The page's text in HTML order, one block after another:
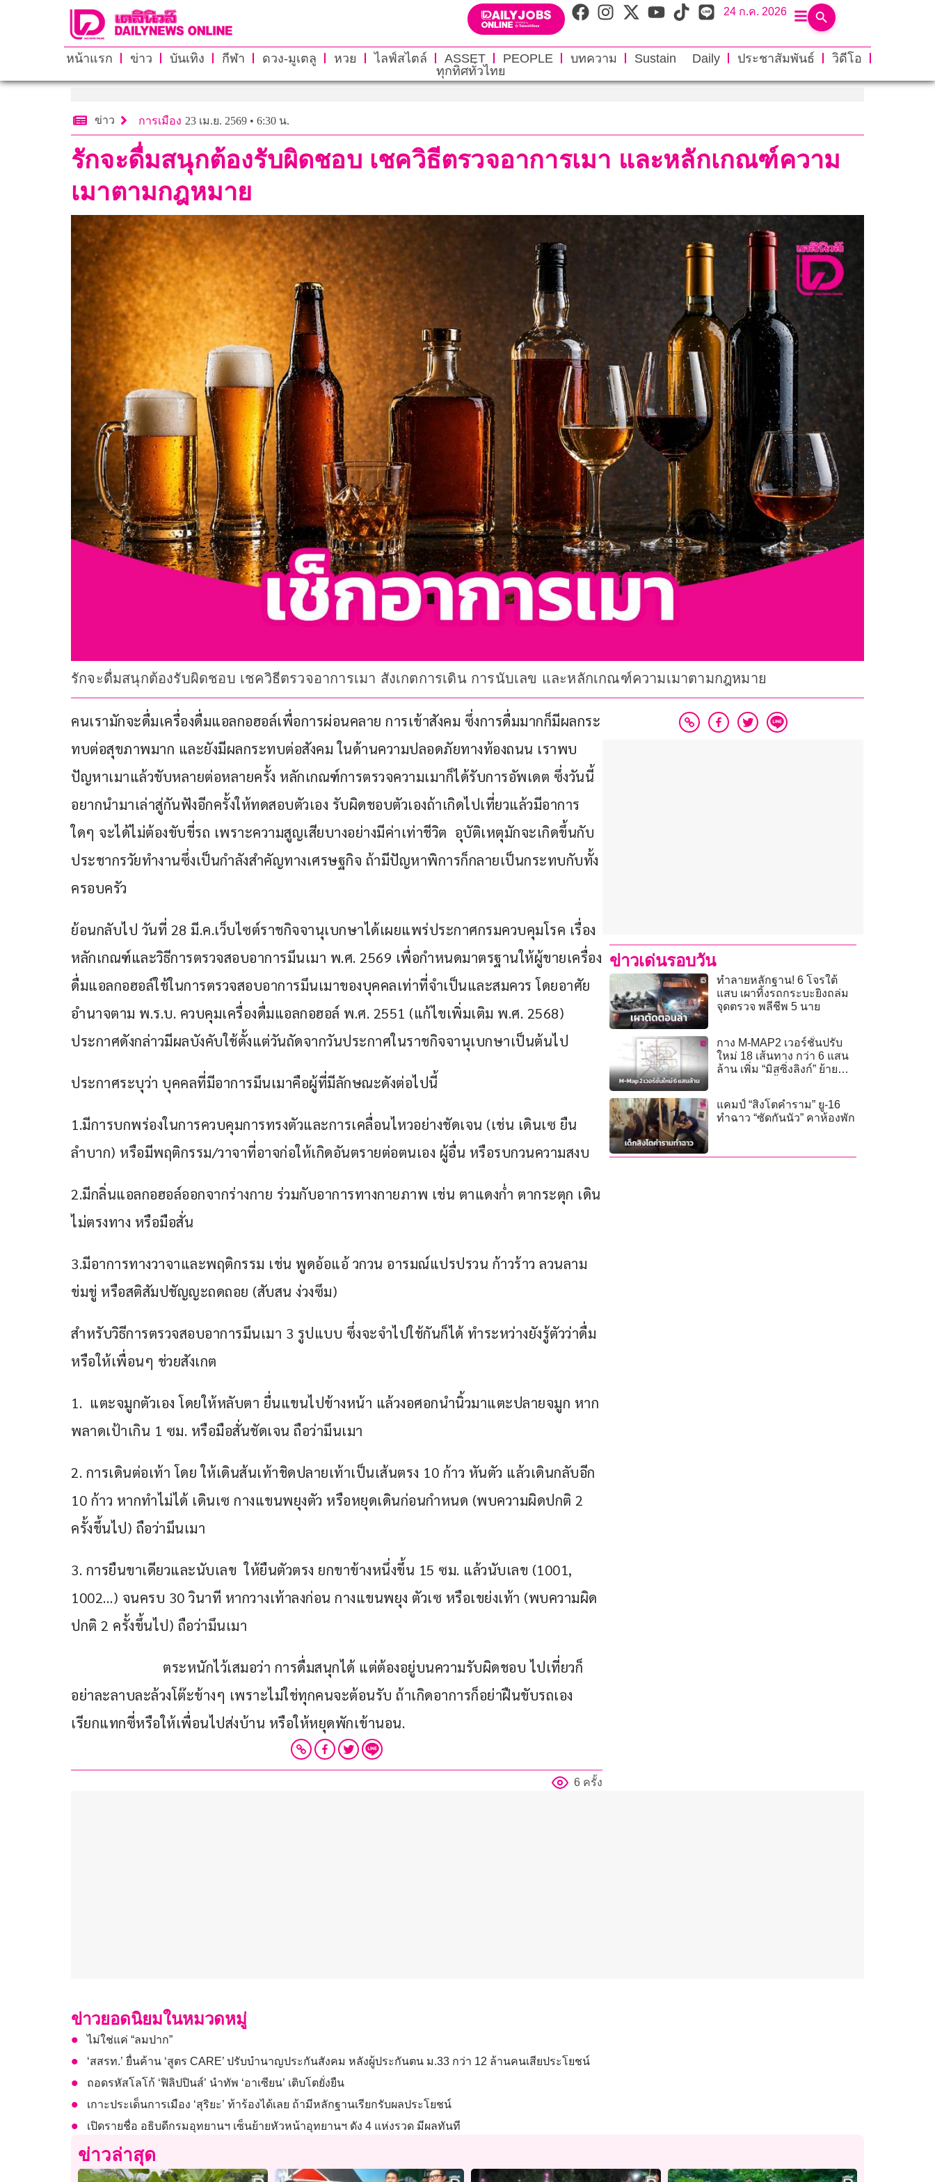
24 ก.ค. 2026
หน้าแรก ข่าว บันเทิง กีฬา ดวง-มูเตลู หวย ไลฟ์สไตล์ ASSET PEOPLE บทความ Sustain Daily ประชาสัมพันธ์
วิดีโอ
ทุกทิศทั่วไทย
ข่าว การเมือง 23 เม.ย. 2569 • 6:30 น.
รักจะดื่มสนุกต้องรับผิดชอบ เชควิธีตรวจอาการเมา และหลักเกณฑ์ความ
เมาตามกฎหมาย
รักจะดื่มสนุกต้องรับผิดชอบ เชควิธีตรวจอาการเมา สังเกตการเดิน การนับเลข และหลักเกณฑ์ความเมาตามกฎหมาย
คนเรามักจะดื่มเครื่องดื่มแอลกอฮอล์เพื่อการผ่อนคลาย การเข้าสังคม ซึ่งการดื่มมากก็มีผลกระ
ทบต่อสุขภาพมาก และยังมีผลกระทบต่อสังคม ในด้านความปลอดภัยทางท้องถนน เราพบ
ปัญหาเมาแล้วขับหลายต่อหลายครั้ง หลักเกณฑ์การตรวจความเมาก็ได้รับการอัพเดต ซึ่งวันนี้
อยากนำมาเล่าสู่กันฟังอีกครั้งให้ทดสอบตัวเอง รับผิดชอบตัวเองถ้าเกิดไปเที่ยวแล้วมีอาการ
ใดๆ จะได้ไม่ต้องขับขี่รถ เพราะความสูญเสียบางอย่างมีค่าเท่าชีวิต  อุบัติเหตุมักจะเกิดขึ้นกับ
ประชากรวัยทำงานซึ่งเป็นกำลังสำคัญทางเศรษฐกิจ ถ้ามีปัญหาพิการก็กลายเป็นกระทบกับทั้ง
ครอบครัว
ย้อนกลับไป วันที่ 28 มี.ค.เว็บไซต์ราชกิจจานุเบกษาได้เผยแพร่ประกาศกรมควบคุมโรค เรื่อง
หลักเกณฑ์และวิธีการตรวจสอบอาการมึนเมา พ.ศ. 2569 เพื่อกำหนดมาตรฐานให้ผู้ขายเครื่อง
ดื่มแอลกอฮอล์ใช้ในการตรวจสอบอาการมึนเมาของบุคคลเท่าที่จำเป็นและสมควร โดยอาศัย
อำนาจตาม พ.ร.บ. ควบคุมเครื่องดื่มแอลกอฮอล์ พ.ศ. 2551 (แก้ไขเพิ่มเติม พ.ศ. 2568)
ประกาศดังกล่าวมีผลบังคับใช้ตั้งแต่วันถัดจากวันประกาศในราชกิจจานุเบกษาเป็นต้นไป
ประกาศระบุว่า บุคคลที่มีอาการมึนเมาคือผู้ที่มีลักษณะดังต่อไปนี้
1.มีการบกพร่องในการควบคุมการทรงตัวและการเคลื่อนไหวอย่างชัดเจน (เช่น เดินเซ ยืน
ลำบาก) หรือมีพฤติกรรม/วาจาที่อาจก่อให้เกิดอันตรายต่อตนเอง ผู้อื่น หรือรบกวนความสงบ
2.มีกลิ่นแอลกอฮอล์ออกจากร่างกาย ร่วมกับอาการทางกายภาพ เช่น ตาแดงก่ำ ตากระตุก เดิน
ไม่ตรงทาง หรือมือสั่น
3.มีอาการทางวาจาและพฤติกรรม เช่น พูดอ้อแอ้ วกวน อารมณ์แปรปรวน ก้าวร้าว ลวนลาม
ข่มขู่ หรือสติสัมปชัญญะถดถอย (สับสน ง่วงซึม)
สำหรับวิธีการตรวจสอบอาการมึนเมา 3 รูปแบบ ซึ่งจะจำไปใช้กันก็ได้ ทำระหว่างยังรู้ตัวว่าดื่ม
หรือให้เพื่อนๆ ช่วยสังเกต
1.  แตะจมูกตัวเอง โดยให้หลับตา ยื่นแขนไปข้างหน้า แล้วงอศอกนำนิ้วมาแตะปลายจมูก หาก
พลาดเป้าเกิน 1 ซม. หรือมือสั่นชัดเจน ถือว่ามึนเมา
2. การเดินต่อเท้า โดย ให้เดินส้นเท้าชิดปลายเท้าเป็นเส้นตรง 10 ก้าว หันตัว แล้วเดินกลับอีก
10 ก้าว หากทำไม่ได้ เดินเซ กางแขนพยุงตัว หรือหยุดเดินก่อนกำหนด (พบความผิดปกติ 2
ครั้งขึ้นไป) ถือว่ามึนเมา
3. การยืนขาเดียวและนับเลข  ให้ยืนตัวตรง ยกขาข้างหนึ่งขึ้น 15 ซม. แล้วนับเลข (1001,
1002…) จนครบ 30 วินาที หากวางเท้าลงก่อน กางแขนพยุง ตัวเซ หรือเขย่งเท้า (พบความผิด
ปกติ 2 ครั้งขึ้นไป) ถือว่ามึนเมา
ตระหนักไว้เสมอว่า การดื่มสนุกได้ แต่ต้องอยู่บนความรับผิดชอบ ไปเที่ยวก็
อย่าละลาบละล้วงโต๊ะข้างๆ เพราะไม่ใช่ทุกคนจะต้อนรับ ถ้าเกิดอาการก็อย่าฝืนขับรถเอง
เรียกแทกซี่หรือให้เพื่อนไปส่งบ้าน หรือให้หยุดพักเข้านอน.
6 ครั้ง
ข่าวเด่นรอบวัน
ทำลายหลักฐาน! 6 โจรใต้
แสบ เผาทิ้งรถกระบะยิงถล่ม
จุดตรวจ พลีชีพ 5 นาย
กาง M-MAP2 เวอร์ชั่นปรับ
ใหม่ 18 เส้นทาง กว่า 6 แสน
ล้าน เพิ่ม “มิสซิ่งลิงก์” ย้าย
แคมป์ “สิงโตคำราม” ยู-16
ทำฉาว “ซัดกันนัว” คาห้องพัก
ข่าวยอดนิยมในหมวดหมู่
ไม่ใช่แค่ “ลมปาก”
‘สสรท.’ ยื่นค้าน ‘สูตร CARE’ ปรับบำนาญประกันสังคม หลังผู้ประกันตน ม.33 กว่า 12 ล้านคนเสียประโยชน์
ถอดรหัสโลโก้ ‘ฟิลิปปินส์’ นำทัพ ‘อาเซียน’ เติบโตยั่งยืน
เกาะประเด็นการเมือง ‘สุริยะ’ ท้าร้องได้เลย ถ้ามีหลักฐานเรียกรับผลประโยชน์
เปิดรายชื่อ อธิบดีกรมอุทยานฯ เซ็นย้ายหัวหน้าอุทยานฯ ดัง 4 แห่งรวด มีผลทันที
ข่าวล่าสุด